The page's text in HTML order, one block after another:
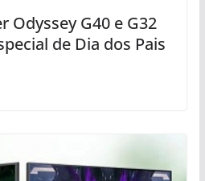
Odyssey G40 e G32
de Dia dos Pais